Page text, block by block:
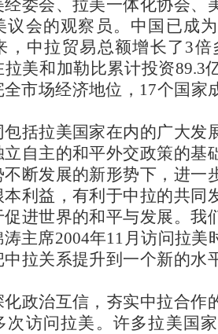
委会、拉美一体化协会、
议会的观察员。中国已成
，中拉贸易总额增长了3倍
拉美和加勒比累计投资89.3
市场经济地位，17个国家
拉美国家在内的广大发
自主的和平外交政策的基
断发展的新形势下，进一
利益，有利于中拉的共同
进世界的和平与发展。我
涛主席2004年11月访问拉美
中拉关系提升到一个新的水
治互信，夯实中拉合作
次访问拉美。许多拉美国